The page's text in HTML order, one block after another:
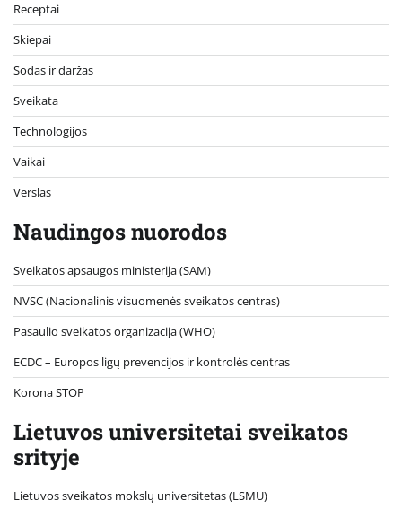
Receptai
Skiepai
Sodas ir daržas
Sveikata
Technologijos
Vaikai
Verslas
Naudingos nuorodos
Sveikatos apsaugos ministerija (SAM)
NVSC (Nacionalinis visuomenės sveikatos centras)
Pasaulio sveikatos organizacija (WHO)
ECDC – Europos ligų prevencijos ir kontrolės centras
Korona STOP
Lietuvos universitetai sveikatos
srityje
Lietuvos sveikatos mokslų universitetas (LSMU)